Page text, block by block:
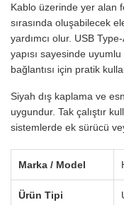
Kablo üzerinde yer alan
sırasında oluşabilecek
yardımcı olur. USB
yapısı sayesinde
bağlantısı için pratik
Siyah dış kaplama ve
uygundur. Tak çalıştır
sistemlerde ek sürücü
Marka / Model
Ürün Tipi